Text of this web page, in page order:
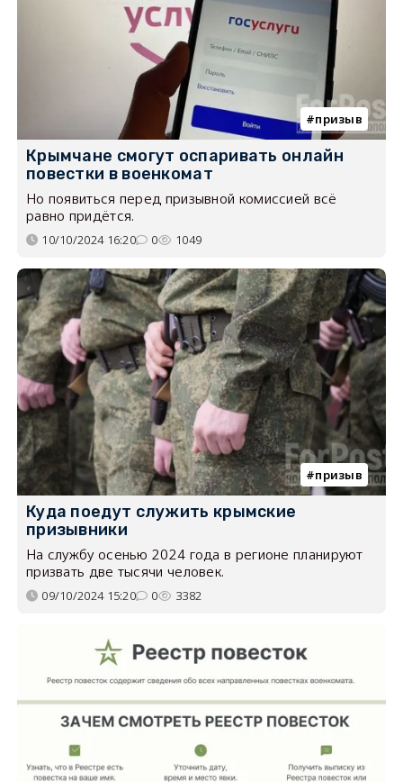
призыв
Крымчане смогут оспаривать онлайн
повестки в военкомат
Но появиться перед призывной комиссией всё
равно придётся.
10/10/2024 16:20 0 1049
призыв
Куда поедут служить крымские
призывники
На службу осенью 2024 года в регионе планируют
призвать две тысячи человек.
09/10/2024 15:20 0 3382